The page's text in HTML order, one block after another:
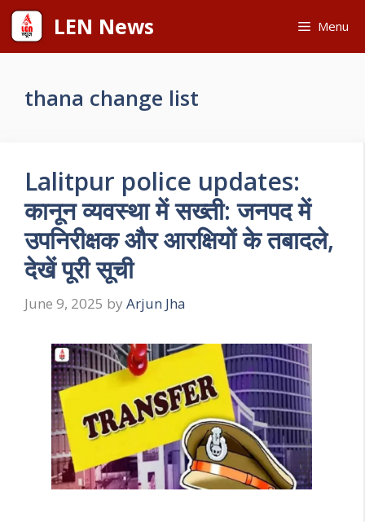
Skip
content
LEN News Menu
thana change list
Lalitpur police updates:
कानून व्यवस्था में सख्ती: जनपद में
उपनिरीक्षक और आरक्षियों के तबादले,
देखें पूरी सूची
June 9, 2025 by Arjun Jha